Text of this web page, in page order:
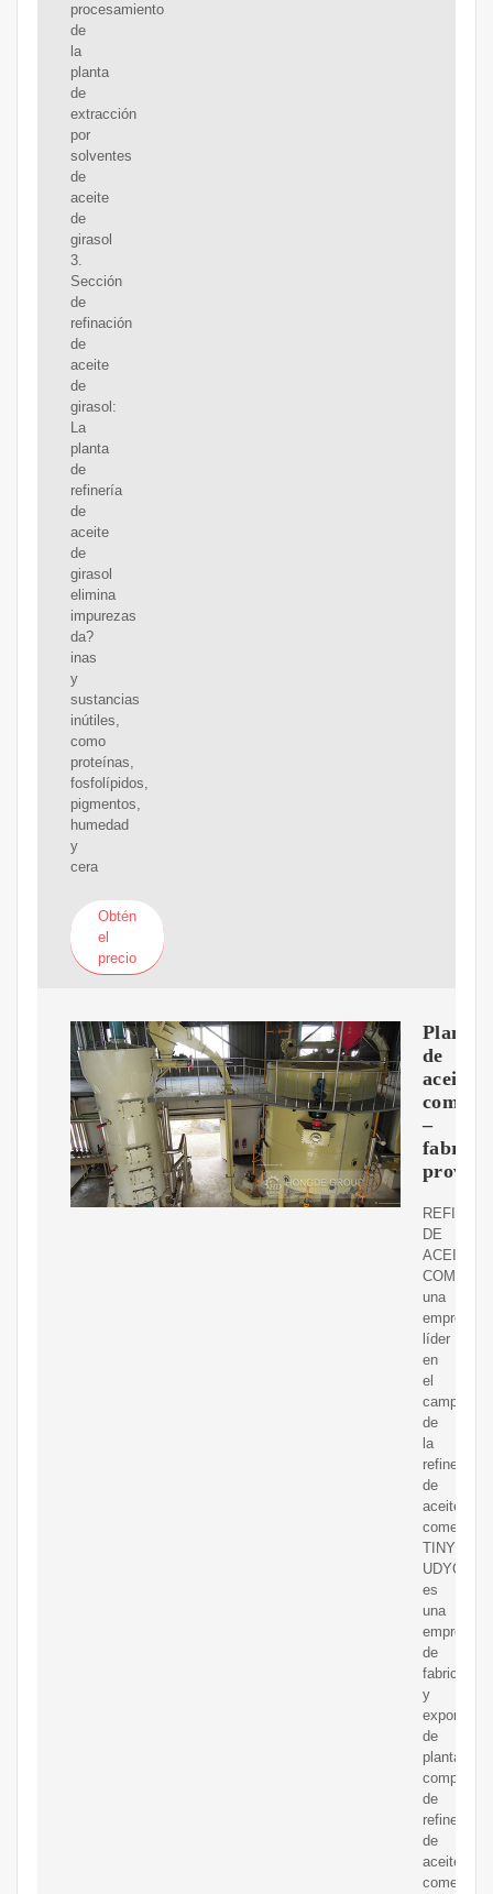
procesamiento
de
la
planta
de
extracción
por
solventes
de
aceite
de
girasol
3.
Sección
de
refinación
de
aceite
de
girasol:
La
planta
de
refinería
de
aceite
de
girasol
elimina
impurezas
da?
inas
y
sustancias
inútiles,
como
proteínas,
fosfolípidos,
pigmentos,
humedad
y
cera
Obtén
el
precio
Planta
de
aceite
–
DE
ACEITE
una
empresa
líder
en
el
campo
de
la
refinería
de
aceite
TINYTECH
UDYOG
es
una
empresa
de
fabricación
y
de
plantas
completas
de
refinería
de
aceite